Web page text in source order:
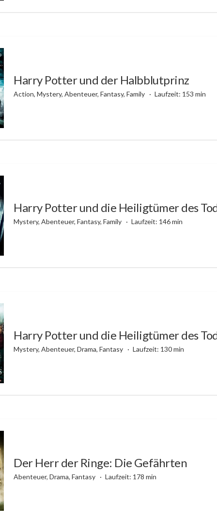
Harry Potter und der Halbblutprinz
Action, Mystery, Abenteuer, Fantasy, Family Laufzeit: 153 min
Harry Potter und die Heiligtümer des
Mystery, Abenteuer, Fantasy, Family Laufzeit: 146 min
Harry Potter und die Heiligtümer des
Mystery, Abenteuer, Drama, Fantasy Laufzeit: 130 min
Der Herr der Ringe: Die Gefährten
Abenteuer, Drama, Fantasy Laufzeit: 178 min